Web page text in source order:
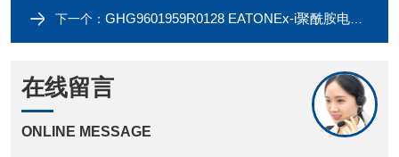
下一个： GHG9601959R0128 EATONEx-i聚酰胺电缆戈兰GHG 960 1959 R0128
在线留言
ONLINE MESSAGE